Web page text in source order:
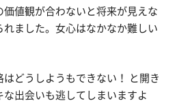
値観が合わないと将来が見えな
れました。女心はなかなか難しい
どうしようもできない！ と開き
出会いも逃してしまいますよ